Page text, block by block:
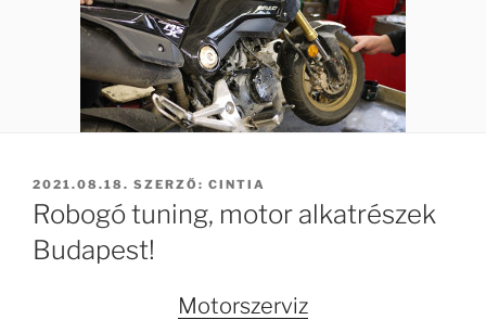
BEKÜLDVE:
2021.08.18. SZERZŐ: CINTIA
Robogó tuning, motor alkatrészek
Budapest!
Motorszerviz